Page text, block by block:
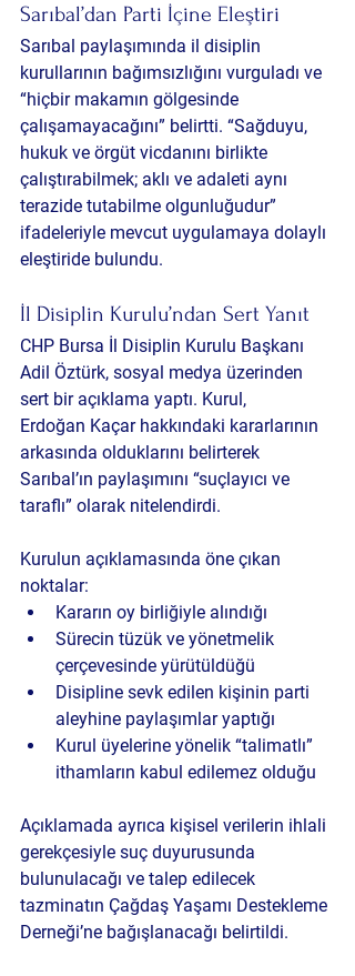
Sarıbal’dan Parti İçine Eleştiri
Sarıbal paylaşımında il disiplin
kurullarının bağımsızlığını vurguladı ve
“hiçbir makamın gölgesinde
çalışamayacağını” belirtti. “Sağduyu,
hukuk ve örgüt vicdanını birlikte
çalıştırabilmek; aklı ve adaleti aynı
terazide tutabilme olgunluğudur”
ifadeleriyle mevcut uygulamaya dolaylı
eleştiride bulundu.
İl Disiplin Kurulu’ndan Sert Yanıt
CHP Bursa İl Disiplin Kurulu Başkanı
Adil Öztürk, sosyal medya üzerinden
sert bir açıklama yaptı. Kurul,
Erdoğan Kaçar hakkındaki kararlarının
arkasında olduklarını belirterek
Sarıbal’ın paylaşımını “suçlayıcı ve
taraflı” olarak nitelendirdi.
Kurulun açıklamasında öne çıkan
noktalar:
Kararın oy birliğiyle alındığı
Sürecin tüzük ve yönetmelik
çerçevesinde yürütüldüğü
Disipline sevk edilen kişinin parti
aleyhine paylaşımlar yaptığı
Kurul üyelerine yönelik “talimatlı”
ithamların kabul edilemez olduğu
Açıklamada ayrıca kişisel verilerin ihlali
gerekçesiyle suç duyurusunda
bulunulacağı ve talep edilecek
tazminatın Çağdaş Yaşamı Destekleme
Derneği’ne bağışlanacağı belirtildi.